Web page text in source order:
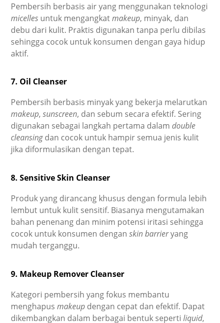
Pembersih berbasis air yang menggunakan teknologi
micelles untuk mengangkatmakeup, minyak, dan
debu dari kulit. Praktis digunakan tanpa perlu dibilas
sehingga cocok untuk konsumen dengan gaya hidup
aktif.
7. Oil Cleanser
Pembersih berbasis minyak yang bekerja melarutkan
makeup,sunscreen, dan sebum secara efektif. Sering
digunakan sebagai langkah pertama dalamdouble
cleansingdan cocok untuk hampir semua jenis kulit
jika diformulasikan dengan tepat.
8. Sensitive Skin Cleanser
Produk yang dirancang khusus dengan formula lebih
lembut untuk kulit sensitif. Biasanya mengutamakan
bahan penenang dan minim potensi iritasi sehingga
cocok untuk konsumen denganskin barrieryang
mudah terganggu.
9. Makeup Remover Cleanser
Kategori pembersih yang fokus membantu
menghapusmakeup dengan cepat dan efektif. Dapat
dikembangkan dalam berbagai bentuk seperti liquid,